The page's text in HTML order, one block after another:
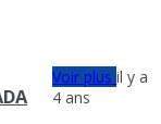
Voir plusil y a
4 ans